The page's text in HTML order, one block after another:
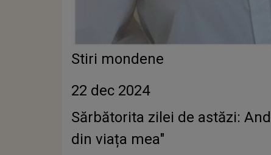
Stiri mondene
22 dec 2024
Sărbătorita zilei de astăzi:
din viața mea"